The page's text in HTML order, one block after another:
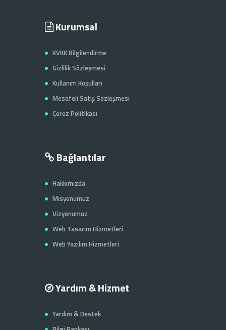
Kurumsal
KVKK Bilgilendirme
Gizlilik Sözleşmesi
Kullanım Koşulları
Mesafeli Satış Sözleşmesi
Çerez Politikası
Bağlantılar
Hakkımızda
Misyonumuz
Vizyonumuz
Web Tasarım Hizmetleri
Web Yazılım Hizmetleri
Yardım & Hizmet
Yardım & Destek